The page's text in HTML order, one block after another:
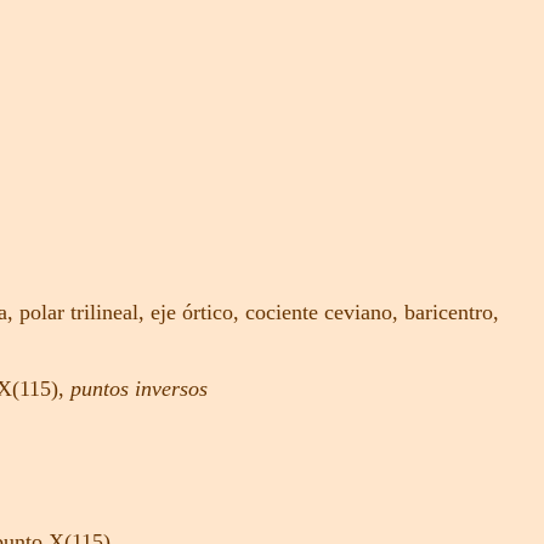
polar trilineal, eje órtico, cociente ceviano, baricentro,
, puntos inversos